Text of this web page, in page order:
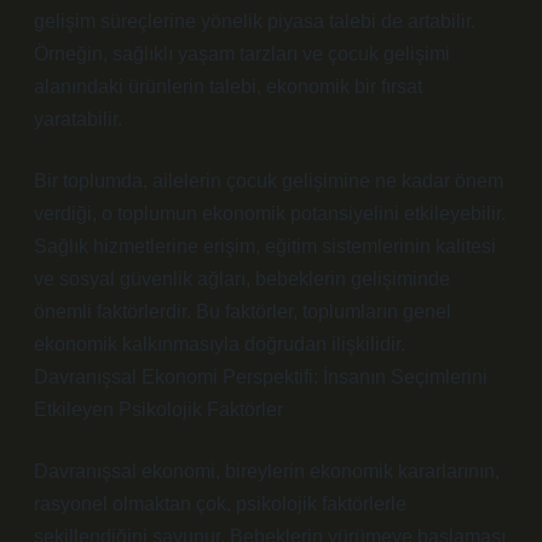
gelişim süreçlerine yönelik piyasa talebi de artabilir.
Örneğin, sağlıklı yaşam tarzları ve çocuk gelişimi
alanındaki ürünlerin talebi, ekonomik bir fırsat
yaratabilir.
Bir toplumda, ailelerin çocuk gelişimine ne kadar önem
verdiği, o toplumun ekonomik potansiyelini etkileyebilir.
Sağlık hizmetlerine erişim, eğitim sistemlerinin kalitesi
ve sosyal güvenlik ağları, bebeklerin gelişiminde
önemli faktörlerdir. Bu faktörler, toplumların genel
ekonomik kalkınmasıyla doğrudan ilişkilidir.
Davranışsal Ekonomi Perspektifi: İnsanın Seçimlerini
Etkileyen Psikolojik Faktörler
Davranışsal ekonomi, bireylerin ekonomik kararlarının,
rasyonel olmaktan çok, psikolojik faktörlerle
şekillendiğini savunur. Bebeklerin yürümeye başlaması